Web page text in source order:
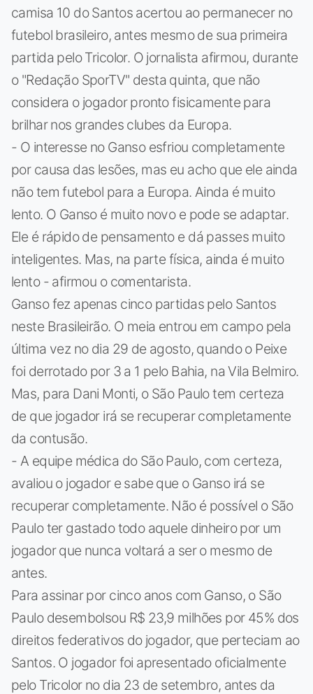
camisa 10 do Santos acertou ao permanecer no
futebol brasileiro, antes mesmo de sua primeira
partida pelo Tricolor. O jornalista afirmou, durante
o "Redação SporTV" desta quinta, que não
considera o jogador pronto fisicamente para
brilhar nos grandes clubes da Europa.
- O interesse no Ganso esfriou completamente
por causa das lesões, mas eu acho que ele ainda
não tem futebol para a Europa. Ainda é muito
lento. O Ganso é muito novo e pode se adaptar.
Ele é rápido de pensamento e dá passes muito
inteligentes. Mas, na parte física, ainda é muito
lento - afirmou o comentarista.
Ganso fez apenas cinco partidas pelo Santos
neste Brasileirão. O meia entrou em campo pela
última vez no dia 29 de agosto, quando o Peixe
foi derrotado por 3 a 1 pelo Bahia, na Vila Belmiro.
Mas, para Dani Monti, o São Paulo tem certeza
de que jogador irá se recuperar completamente
da contusão.
- A equipe médica do São Paulo, com certeza,
avaliou o jogador e sabe que o Ganso irá se
recuperar completamente. Não é possível o São
Paulo ter gastado todo aquele dinheiro por um
jogador que nunca voltará a ser o mesmo de
antes.
Para assinar por cinco anos com Ganso, o São
Paulo desembolsou R$ 23,9 milhões por 45% dos
direitos federativos do jogador, que perteciam ao
Santos. O jogador foi apresentado oficialmente
pelo Tricolor no dia 23 de setembro, antes da